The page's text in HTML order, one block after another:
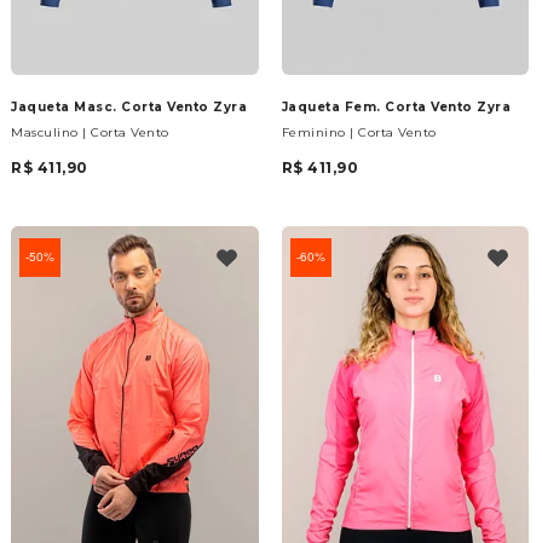
Jaqueta Masc. Corta Vento Zyra
Masculino | Corta Vento
R$ 411,90
Jaqueta Fem. Corta Vento Zyra
Feminino | Corta Vento
R$ 411,90
50% 60%